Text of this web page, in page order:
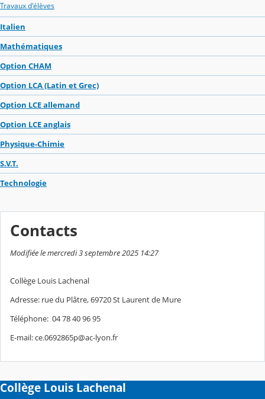
Travaux d'élèves
Italien
Mathématiques
Option CHAM
Option LCA (Latin et Grec)
Option LCE allemand
Option LCE anglais
Physique-Chimie
S.V.T.
Technologie
Contacts
Modifiée le mercredi 3 septembre 2025 14:27
Collège Louis Lachenal
Adresse: rue du Plâtre, 69720 St Laurent de Mure
Téléphone: 04 78 40 96 95
E-mail: ce.0692865p@ac-lyon.fr
Collège Louis Lachenal